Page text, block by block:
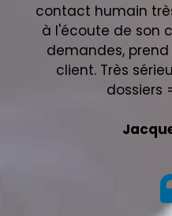
contact humain
à l'écoute de son
demandes,
client. Très
dossiers